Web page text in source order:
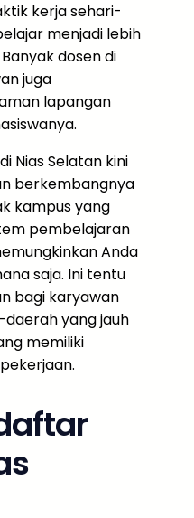
kerja sehari-
menjadi lebih
dosen di
juga
lapangan
Nias Selatan kini
berkembangnya
kampus yang
pembelajaran
Anda
saja. Ini tentu
bagi karyawan
yang jauh
memiliki